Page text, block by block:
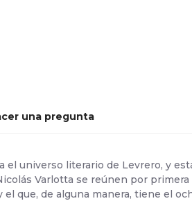
una pregunta
el universo literario de Levrero, y
Varlotta se reúnen por
el que, de alguna manera, tiene el